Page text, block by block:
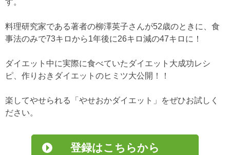
す。
料理研究家である著者の柳澤英子さんが52歳のときに、食
事法のみで73キロから1年後に26キロ減の47キロに！
ダイエット中に実際に食べていたダイエット大成功レシ
ピ、作りおきダイエットのヒミツ大公開！！
楽してやせられる「やせおかダイエット」をぜひお試しく
ださい。
登録はこちらから